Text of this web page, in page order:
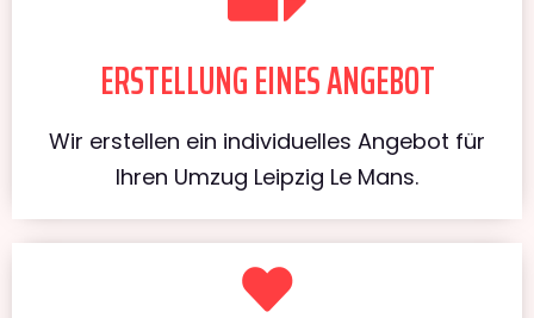
ERSTELLUNG EINES ANGEBOT
Wir erstellen ein individuelles Angebot für
Ihren Umzug Leipzig Le Mans.